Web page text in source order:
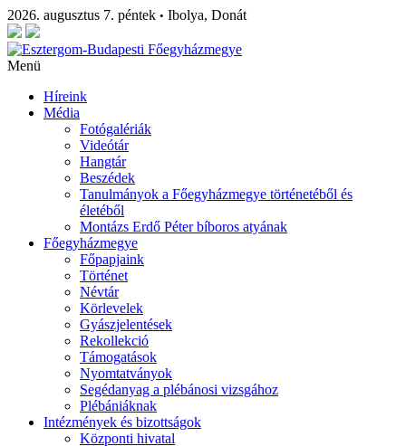
2026. augusztus 7. péntek • Ibolya, Donát
Menü
Híreink
Média
Fotógalériák
Videótár
Hangtár
Beszédek
Tanulmányok a Főegyházmegye történetéből és
életéből
Montázs Erdő Péter bíboros atyának
Főegyházmegye
Főpapjaink
Történet
Névtár
Körlevelek
Gyászjelentések
Rekollekció
Támogatások
Nyomtatványok
Segédanyag a plébánosi vizsgához
Plébániáknak
Intézmények és bizottságok
Központi hivatal